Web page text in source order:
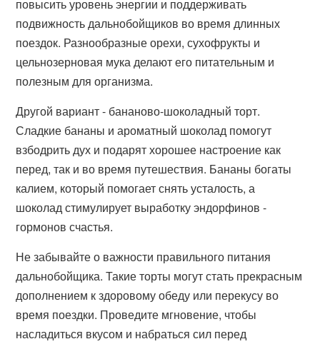
повысить уровень энергии и поддерживать
подвижность дальнобойщиков во время длинных
поездок. Разнообразные орехи, сухофрукты и
цельнозерновая мука делают его питательным и
полезным для организма.
Другой вариант - бананово-шоколадный торт.
Сладкие бананы и ароматный шоколад помогут
взбодрить дух и подарят хорошее настроение как
перед, так и во время путешествия. Бананы богаты
калием, который помогает снять усталость, а
шоколад стимулирует выработку эндорфинов -
гормонов счастья.
Не забывайте о важности правильного питания
дальнобойщика. Такие торты могут стать прекрасным
дополнением к здоровому обеду или перекусу во
время поездки. Проведите мгновение, чтобы
насладиться вкусом и набраться сил перед